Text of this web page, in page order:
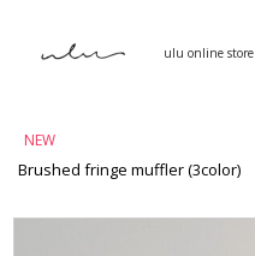
ulu online store
NEW
Brushed fringe muffler (3color)